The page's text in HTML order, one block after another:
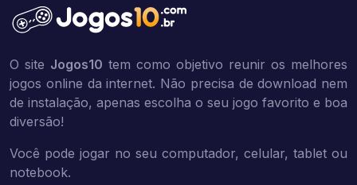
O site Jogos10 tem como objetivo reunir os melhores
jogos online da internet. Não precisa de download nem
de instalação, apenas escolha o seu jogo favorito e boa
diversão!
Você pode jogar no seu computador, celular, tablet ou
notebook.